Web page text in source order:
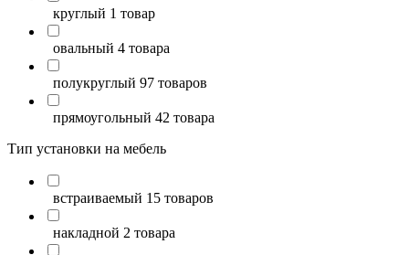
круглый 1 товар
овальный 4 товара
полукруглый 97 товаров
прямоугольный 42 товара
Тип установки на мебель
встраиваемый 15 товаров
накладной 2 товара